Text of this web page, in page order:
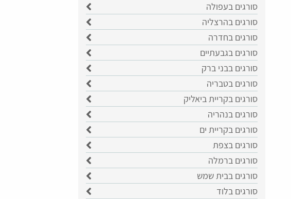
סורגים בעפולה
סורגים בהרצליה
סורגים בחדרה
סורגים בגבעתיים
סורגים בבני ברק
סורגים בטבריה
סורגים בקריית ביאליק
סורגים בנהריה
סורגים בקריית ים
סורגים בצפת
סורגים ברמלה
סורגים בבית שמש
סורגים בלוד